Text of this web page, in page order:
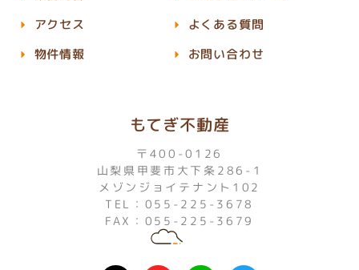
もてぎ不動産
〒400-0126
山梨県甲斐市大下条286-1
メゾンジョイテナント102
TEL：055-225-3678
FAX：055-225-3679
アクセス
物件情報
よくある質問
お問い合わせ